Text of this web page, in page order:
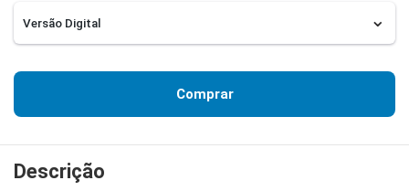
Comprar
Descrição